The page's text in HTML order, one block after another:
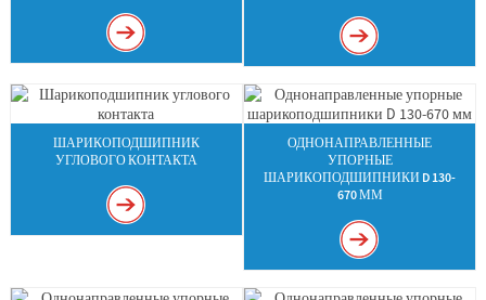
ШАРИКОПОДШИПНИК
УГЛОВОГО КОНТАКТА
ОДНОНАПРАВЛЕННЫЕ
УПОРНЫЕ
ШАРИКОПОДШИПНИКИ D 130-
670 ММ